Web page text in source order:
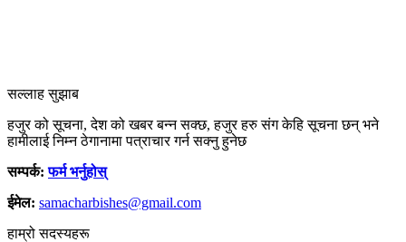
सल्लाह सुझाब
हजुर को सूचना, देश को खबर बन्न सक्छ, हजुर हरु संग केहि सूचना छन् भने
हामीलाई निम्न ठेगानामा पत्राचार गर्न सक्नु हुनेछ
सम्पर्क:फर्म भर्नुहोस्
ईमेल: samacharbishes@gmail.com
हाम्रो सदस्यहरू